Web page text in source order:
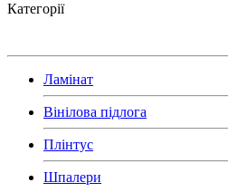
Категорії
Ламінат
Вінілова підлога
Плінтус
Шпалери